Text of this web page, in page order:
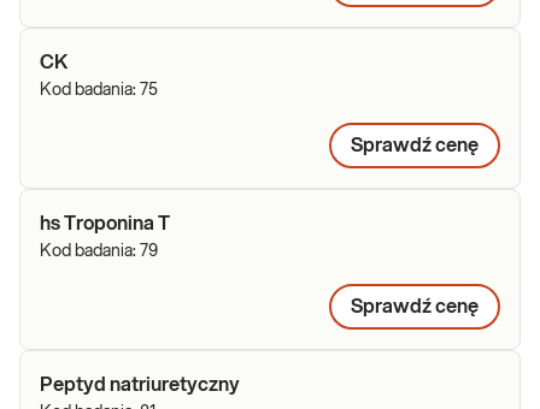
CK
Kod badania: 75
Sprawdź cenę
hs Troponina T
Kod badania: 79
Sprawdź cenę
Peptyd natriuretyczny